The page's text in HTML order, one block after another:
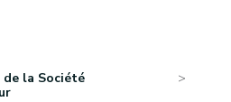
la Société